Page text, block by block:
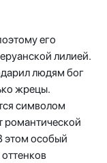
его
лилией.
людям бог
жрецы.
символом
романтической
этом особый